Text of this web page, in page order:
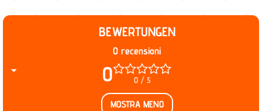
BEWERTUNGEN
0 0 / 5
0 recensioni
MOSTRA MENO